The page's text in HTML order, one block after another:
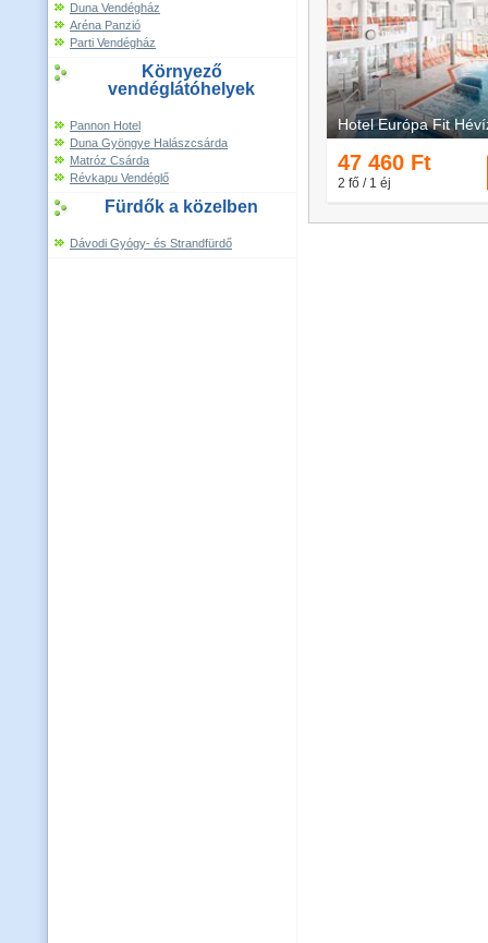
Duna Vendégház
Aréna Panzió
Parti Vendégház
Környező
vendéglátóhelyek
Pannon Hotel
Duna Gyöngye Halászcsárda
Matróz Csárda
Révkapu Vendéglő
Fürdők a közelben
Dávodi Gyógy- és Strandfürdő